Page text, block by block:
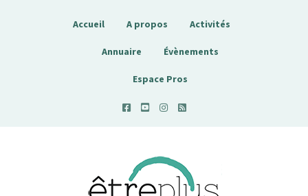
Accueil A propos Activités
Annuaire Évènements
Espace Pros
Etreplus